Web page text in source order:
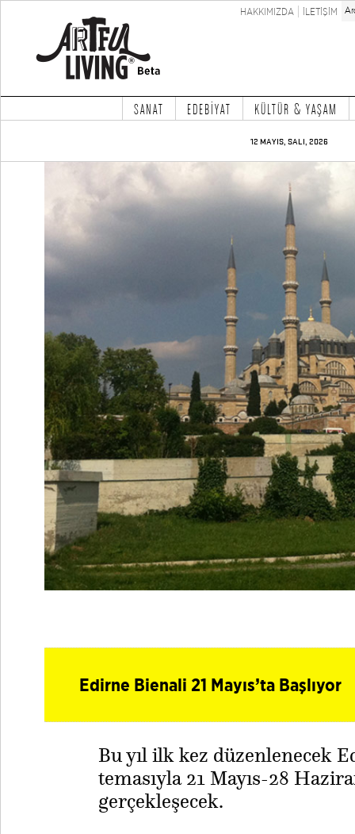
HAKKIMIZDA İLETİŞİM
SANAT EDEBİYAT KÜLTÜR & YAŞAM
12 MAYIS, SALI, 2026
Edirne Bienali 21 Mayıs’ta Başlıyor
Bu yıl ilk kez düzenlenecek
temasıyla 21 Mayıs-28
gerçekleşecek.